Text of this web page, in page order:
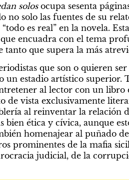
solos ocupa sesenta
solo las fuentes de su
es real” en la novela.
encuadra con el tema
que supera la más
que son o quieren
estadio artístico superior.
al lector con un libro
de vista exclusivamente
al reinventar la relación
ética y cívica, aunque
homenajear al puñado
prominentes de la mafia
judicial, de la